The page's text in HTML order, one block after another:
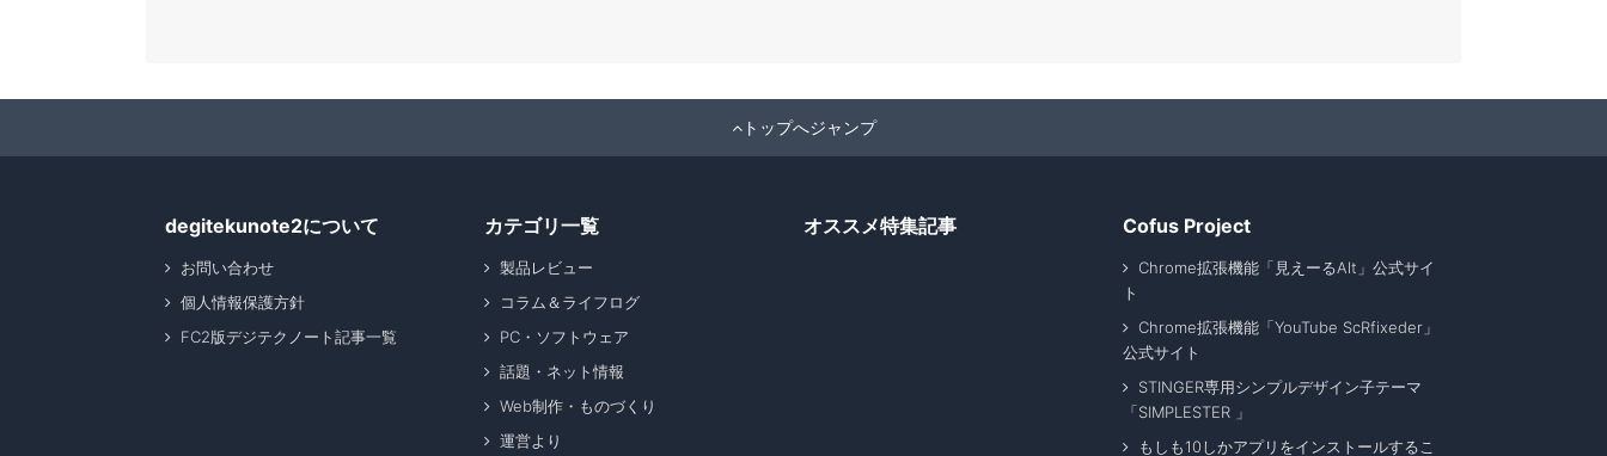
トップへジャンプ
degitekunote2について
お問い合わせ
個人情報保護方針
FC2版デジテクノート記事一覧
カテゴリ一覧
製品レビュー
コラム＆ライフログ
PC・ソフトウェア
話題・ネット情報
Web制作・ものづくり
運営より
オススメ特集記事 Cofus Project
Chrome拡張機能「見えーるAlt」公式サイ
ト
Chrome拡張機能「YouTube ScRfixeder」
公式サイト
STINGER専用シンプルデザイン子テーマ
「SIMPLESTER 」
もしも10しかアプリをインストールするこ